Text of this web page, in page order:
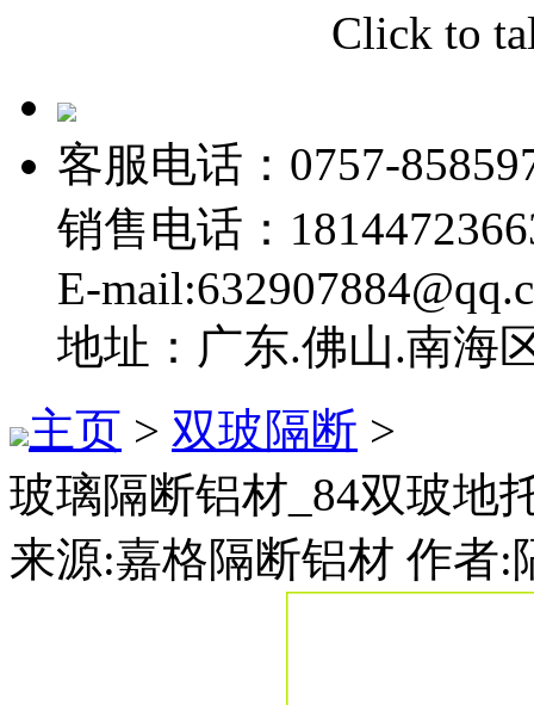
Click to
客服电话：0757-
销售电话：
E-
地址：广东.佛山.南海
主页 > 双玻隔断 >
玻璃隔断铝材_84双玻地
来源:嘉格隔断铝材 作者: